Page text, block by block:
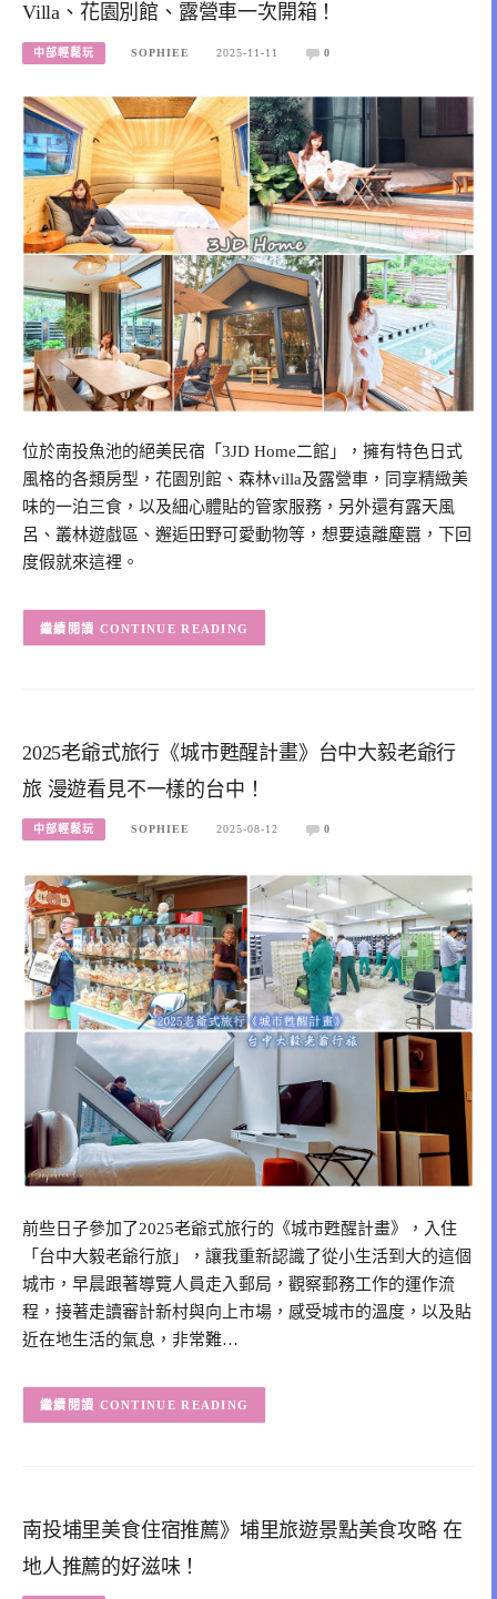
Villa、花園別館、露營車一次開箱！
中部輕鬆玩 SOPHIEE 2025-11-11 0
位於南投魚池的絕美民宿「3JD Home二館」，擁有特色日式
風格的各類房型，花園別館、森林villa及露營車，同享精緻美
味的一泊三食，以及細心體貼的管家服務，另外還有露天風
呂、叢林遊戲區、邂逅田野可愛動物等，想要遠離塵囂，下回
度假就來這裡。
CONTINUE READING
2025老爺式旅行《城市甦醒計畫》台中大毅老爺行
旅 漫遊看見不一樣的台中！
中部輕鬆玩 SOPHIEE 2025-08-12 0
前些日子參加了2025老爺式旅行的《城市甦醒計畫》，入住
「台中大毅老爺行旅」，讓我重新認識了從小生活到大的這個
城市，早晨跟著導覽人員走入郵局，觀察郵務工作的運作流
程，接著走讀審計新村與向上市場，感受城市的溫度，以及貼
近在地生活的氣息，非常難…
CONTINUE READING
南投埔里美食住宿推薦》埔里旅遊景點美食攻略 在
地人推薦的好滋味！